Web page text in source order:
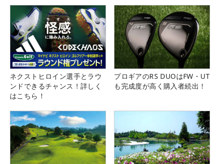
ネクストヒロイン選手とラウ
ンドできるチャンス！詳しく
はこちら！
プロギアのRS DUOはFW・UT
も完成度が高く購入者続出！